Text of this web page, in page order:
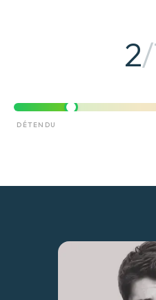
2
DÉTENDU